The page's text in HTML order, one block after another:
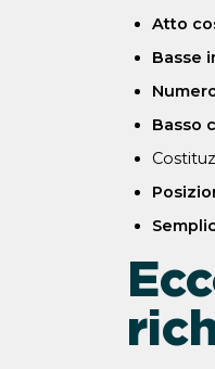
Atto
Basse
Basso